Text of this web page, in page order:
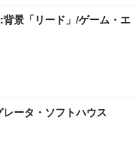
背景「リード」/ゲーム・エ
ータ・ソフトハウス